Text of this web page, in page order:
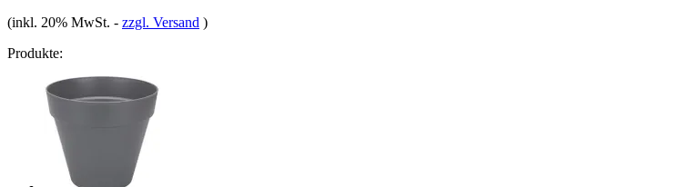
(inkl. 20% MwSt. - zzgl. Versand )
Produkte: